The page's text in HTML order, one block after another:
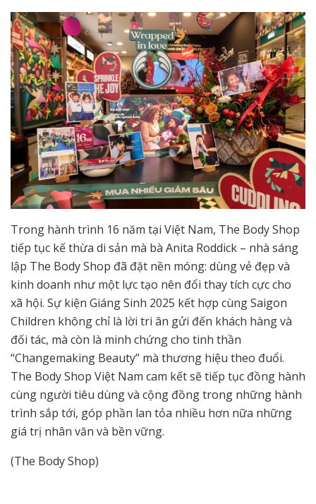
Trong hành trình 16 năm tại Việt Nam, The Body Shop
tiếp tục kế thừa di sản mà bà Anita Roddick – nhà sáng
lập The Body Shop đã đặt nền móng: dùng vẻ đẹp và
kinh doanh như một lực tạo nên đổi thay tích cực cho
xã hội. Sự kiện Giáng Sinh 2025 kết hợp cùng Saigon
Children không chỉ là lời tri ân gửi đến khách hàng và
đối tác, mà còn là minh chứng cho tinh thần
“Changemaking Beauty” mà thương hiệu theo đuổi.
The Body Shop Việt Nam cam kết sẽ tiếp tục đồng hành
cùng người tiêu dùng và cộng đồng trong những hành
trình sắp tới, góp phần lan tỏa nhiều hơn nữa những
giá trị nhân văn và bền vững.
(The Body Shop)